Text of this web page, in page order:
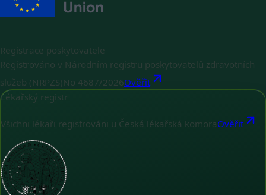
Registrace poskytovatele
Registrováno v Národním registru poskytovatelů zdravotních
služeb (NRPZS)No 4687/2026Ověřit
Lékařský registr
Všichni lékaři registrováni u Česká lékařská komoraOvěřit